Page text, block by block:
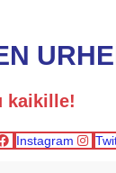
kaikille!
Instagram